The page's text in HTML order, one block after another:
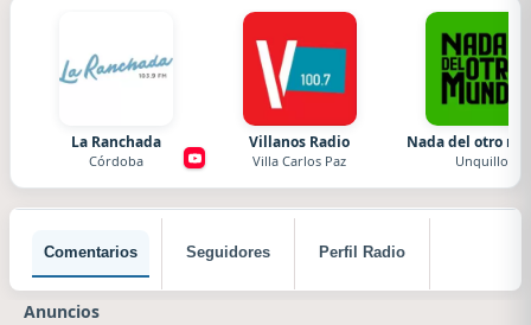
La Ranchada
Córdoba
Villanos Radio
Villa Carlos Paz
Nada del otro
Unquillo
Comentarios Seguidores Perfil Radio
Anuncios